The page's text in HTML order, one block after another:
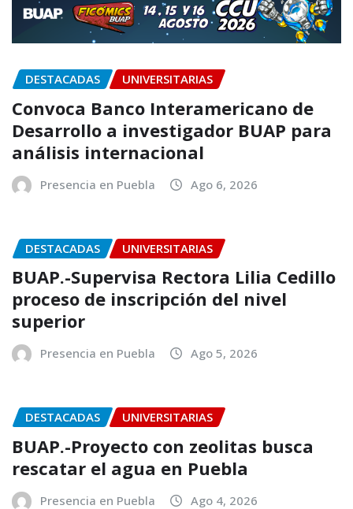
DESTACADAS UNIVERSITARIAS
Convoca Banco Interamericano de
Desarrollo a investigador BUAP para
análisis internacional
Presencia en Puebla Ago 6, 2026
DESTACADAS UNIVERSITARIAS
BUAP.-Supervisa Rectora Lilia Cedillo
proceso de inscripción del nivel
superior
Presencia en Puebla Ago 5, 2026
DESTACADAS UNIVERSITARIAS
BUAP.-Proyecto con zeolitas busca
rescatar el agua en Puebla
Presencia en Puebla Ago 4, 2026